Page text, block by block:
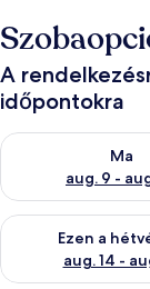
A
időpontokra
Ma
aug. 9 -
A ma esti
Ezen a
aug. 14 -
A mostani hétvégi